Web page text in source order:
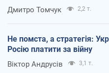
Дмитро Томчук 2,2 т.
Не помста, а стратегія:
Росію платити за війну
Віктор Андрусів 3,1 т.